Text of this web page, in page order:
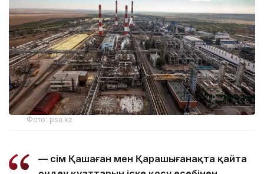
Фото: psa.kz
— Өсім Қашаған мен Қарашығанақта қайта